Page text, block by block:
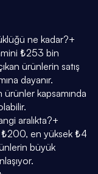
ne kadar?+
₺253 bin
ürünlerin satış
dayanır.
kapsamında
aralıkta?+
₺200, en yüksek ₺4
büyük